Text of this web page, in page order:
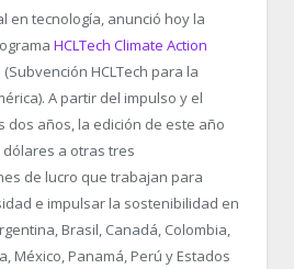
en tecnología, anunció hoy la
HCLTech Climate Action
(Subvención HCLTech para la
A partir del impulso y el
dos años, la edición de este año
a otras tres
de lucro que trabajan para
e impulsar la sostenibilidad en
Brasil, Canadá, Colombia,
México, Panamá, Perú y Estados